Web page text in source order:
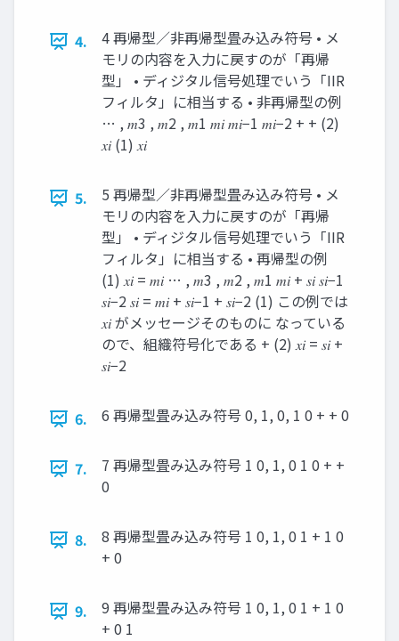
4.
4 再帰型／非再帰型畳み込み符号 • メ
モリの内容を入力に戻すのが「再帰
型」 • ディジタル信号処理でいう「IIR
フィルタ」に相当する • 非再帰型の例
… , 𝑚3 , 𝑚2 , 𝑚1 𝑚𝑖 𝑚𝑖−1 𝑚𝑖−2 + + (2)
𝑥𝑖 (1) 𝑥𝑖
5.
5 再帰型／非再帰型畳み込み符号 • メ
モリの内容を入力に戻すのが「再帰
型」 • ディジタル信号処理でいう「IIR
フィルタ」に相当する • 再帰型の例
(1) 𝑥𝑖 = 𝑚𝑖 … , 𝑚3 , 𝑚2 , 𝑚1 𝑚𝑖 + 𝑠𝑖 𝑠𝑖−1
𝑠𝑖−2 𝑠𝑖 = 𝑚𝑖 + 𝑠𝑖−1 + 𝑠𝑖−2 (1) この例では
𝑥𝑖 がメッセージそのものに なっている
ので、組織符号化である + (2) 𝑥𝑖 = 𝑠𝑖 +
𝑠𝑖−2
6. 6 再帰型畳み込み符号 0, 1, 0, 1 0 + + 0
7.
7 再帰型畳み込み符号 1 0, 1, 0 1 0 + +
0
8.
8 再帰型畳み込み符号 1 0, 1, 0 1 + 1 0
+ 0
9.
9 再帰型畳み込み符号 1 0, 1, 0 1 + 1 0
+ 0 1